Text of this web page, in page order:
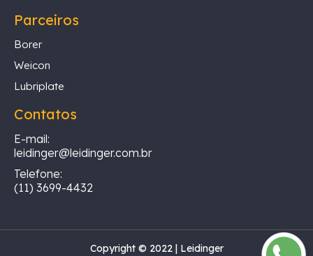
Parceiros
Borer
Weicon
Lubriplate
Contatos
E-mail:
leidinger@leidinger.com.br
Telefone:
(11) 3699-4432
Copyright © 2022 | Leidinger